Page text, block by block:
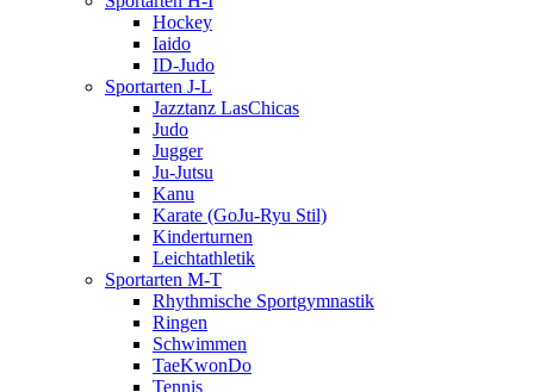
Hockey
Iaido
ID-Judo
Sportarten J-L
Jazztanz LasChicas
Judo
Jugger
Ju-Jutsu
Kanu
Karate (GoJu-Ryu Stil)
Kinderturnen
Leichtathletik
Sportarten M-T
Rhythmische Sportgymnastik
Ringen
Schwimmen
TaeKwonDo
Tennis